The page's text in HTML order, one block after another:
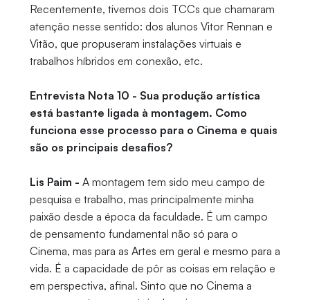
Recentemente, tivemos dois TCCs que chamaram
atenção nesse sentido: dos alunos Vitor Rennan e
Vitão, que propuseram instalações virtuais e
trabalhos híbridos em conexão, etc.
Entrevista Nota 10 - Sua produção artística
está bastante ligada à montagem. Como
funciona esse processo para o Cinema e quais
são os principais desafios?
Lis Paim - A montagem tem sido meu campo de
pesquisa e trabalho, mas principalmente minha
paixão desde a época da faculdade. É um campo
de pensamento fundamental não só para o
Cinema, mas para as Artes em geral e mesmo para a
vida. É a capacidade de pôr as coisas em relação e
em perspectiva, afinal. Sinto que no Cinema a